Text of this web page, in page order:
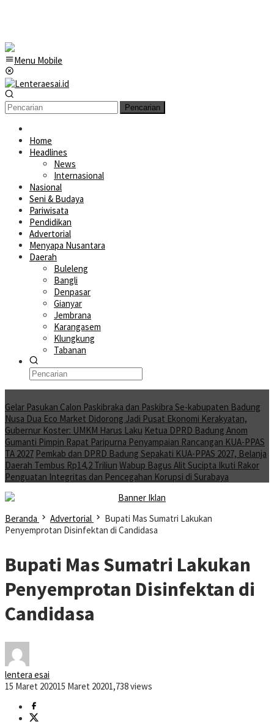
Menu Mobile
Pencarian
Home
Headlines
News
Internasional
Nasional
Seni & Budaya
Pariwisata
Pendidikan
Advertorial
Menyapa Nusantara
Daerah
Buleleng
Bangli
Denpasar
Gianyar
Jembrana
Karangasem
Klungkung
Tabanan
Gelar Pasukan Calon Paskibraka dan Paskibra Se-kabupaten Badung
Nusa Dua Eco Market Didorong Jadi Pusat Ekonomi Kerakyatan,
Gubernur Koster: UMKM Harus Laku Ketua DPRD Badung Anom
Gumanti Pimpin Rapat Paripurna Penyampaian Rancangan KUA-PPAS
TA 2027 Pemkab dan DPRD Badung Sepakati KUA-PPAS 2027, Belanja
Daerah Tembus Rp14,2 Triliun Wabup Bagus Alit Sucipta Ikuti Rakor
Penguatan Integritas dan Pencegahan Korupsi di Surabaya
Beranda Advertorial
Bupati Mas Sumatri Lakukan
Penyemprotan Disinfektan di Candidasa
Bupati Mas Sumatri Lakukan
Penyemprotan Disinfektan di
Candidasa
lentera esai
15 Maret 202015 Maret 20201,738 views